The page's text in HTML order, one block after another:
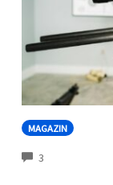
MAGAZIN
3